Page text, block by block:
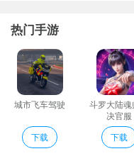
1、这很重要整个游戏的核
的时候发现破绽有的时候
2、船员想要找出内鬼可以
有一个紧急按钮另一个则
3、飞船内的任务都是一些
务的时候还有余力去观察
4、在游戏中玩家需要操控
热门手游
城市飞车驾驶
下载
斗罗大陆魂
决官服
下载